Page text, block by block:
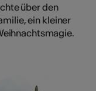
über den
ein kleiner